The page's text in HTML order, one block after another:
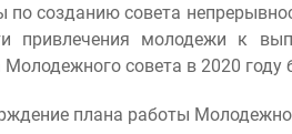
созданию совета
молодежи к
совета в 2020
плана работы